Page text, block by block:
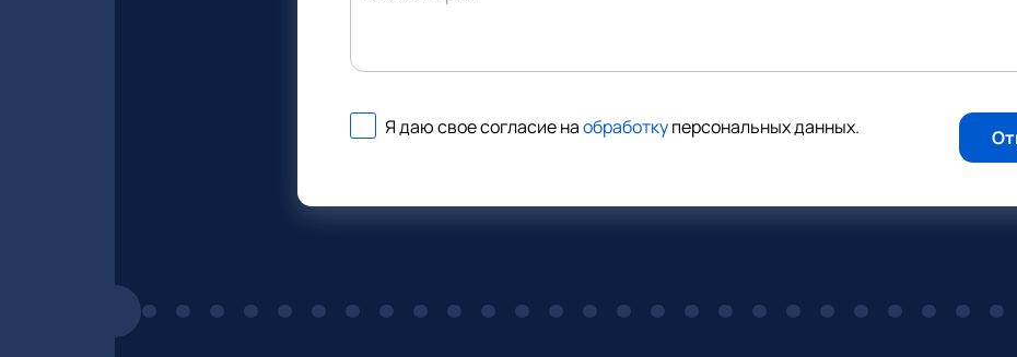
Я даю свое согласие наобработкуперсональных данных.